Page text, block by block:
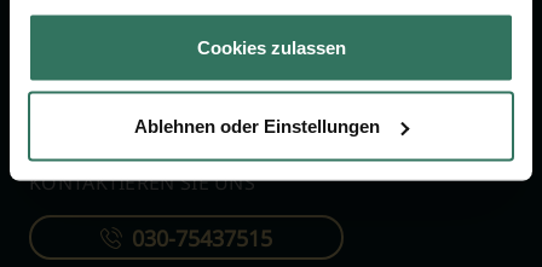
gesammelt haben.
Cookies zulassen
Ablehnen oder Einstellungen
KONTAKTIEREN SIE UNS
030-75437515